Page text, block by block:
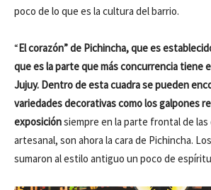
poco de lo que es la cultura del barrio.
“El corazón” de Pichincha, que es
que es la parte que más concurrencia tiene
Jujuy. Dentro de esta cuadra se pueden
variedades decorativas como los galpones
exposiciónsiempre en la parte frontal de las
artesanal, son ahora la cara de Pichincha.
sumaron al estilo antiguo un poco de